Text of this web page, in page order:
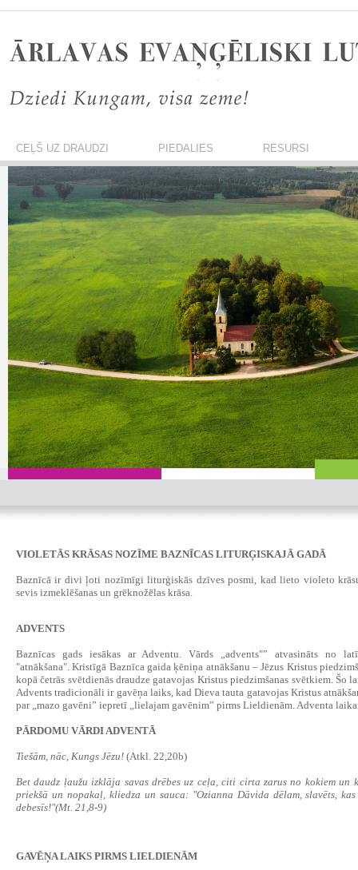
CEĻŠ UZ DRAUDZI PIEDALIES RESURSI
VIOLETĀS KRĀSAS NOZĪME BAZNĪCAS LITURĢISKAJĀ GADĀ
Baznīcā ir divi ļoti nozīmīgi liturģiskās dzīves posmi, kad lieto violeto
sevis izmeklēšanas un grēknožēlas krāsa.
ADVENTS
‍‍Baznīcas gads iesākas ar Adventu. Vārds „advents"” atvasināts no
"atnākšana". Kristīgā Baznīca gaida ķēniņa atnākšanu – Jēzus Kristus
kopā četrās svētdienās draudze gatavojas Kristus piedzimšanas svētkiem. Šo
Advents tradicionāli ir gavēņa laiks, kad Dieva tauta gatavojas Kristus
par „mazo gavēni” iepretī „lielajam gavēnim” pirms Lieldienām. Adventa
PĀRDOMU VĀRDI ADVENTĀ
Tiešām, nāc, Kungs Jēzu! (Atkl. 22,20b)
Bet daudz ļaužu izklāja savas drēbes uz ceļa, citi cirta zarus no kokiem
priekšā un nopakaļ, kliedza un sauca: "Ozianna Dāvida dēlam, slavēts,
debesīs!"(Mt. 21,8-9)
GAVĒŅA LAIKS PIRMS LIELDIENĀM